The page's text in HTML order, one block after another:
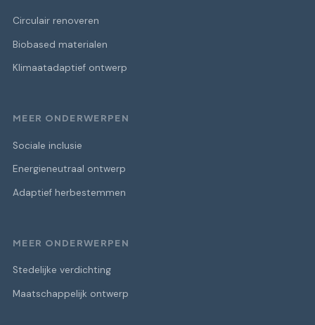
Circulair renoveren
Biobased materialen
Klimaatadaptief ontwerp
MEER ONDERWERPEN
Sociale inclusie
Energieneutraal ontwerp
Adaptief herbestemmen
MEER ONDERWERPEN
Stedelijke verdichting
Maatschappelijk ontwerp